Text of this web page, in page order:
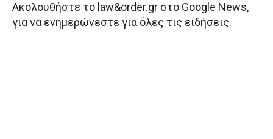
Aκολουθήστε το law&order.gr στο Google News,
για να ενημερώνεστε για όλες τις ειδήσεις.